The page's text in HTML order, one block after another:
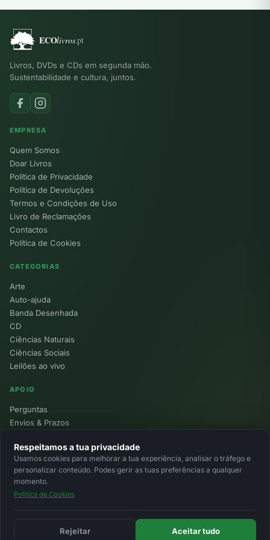
Livros, DVDs e CDs em segunda mão.
Sustentabilidade e cultura, juntos.
EMPRESA
Quem Somos
Doar Livros
Política de Privacidade
Política de Devoluções
Termos e Condições de Uso
Livro de Reclamações
Contactos
Política de Cookies
CATEGORIAS
Arte
Auto-ajuda
Banda Desenhada
CD
Ciências Naturais
Ciências Sociais
Leilões ao vivo
APOIO
Perguntas
Envios & Prazos
Devoluções
Minha Conta
© 2026 Ecolivros. Todos os direitos reservados.
Respeitamos a tua privacidade
Usamos cookies para melhorar a tua experiência, analisar o tráfego e
personalizar conteúdo. Podes gerir as tuas preferências a qualquer
momento.
Política de Cookies
Rejeitar Aceitar tudo